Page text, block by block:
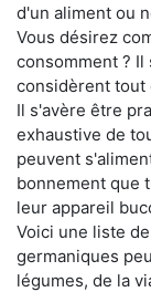
d'un aliment ou
Vous désirez
consomment ?
considèrent tout
Il s'avère être
exhaustive de
peuvent
bonnement que
leur appareil
Voici une liste
germaniques
légumes, de la